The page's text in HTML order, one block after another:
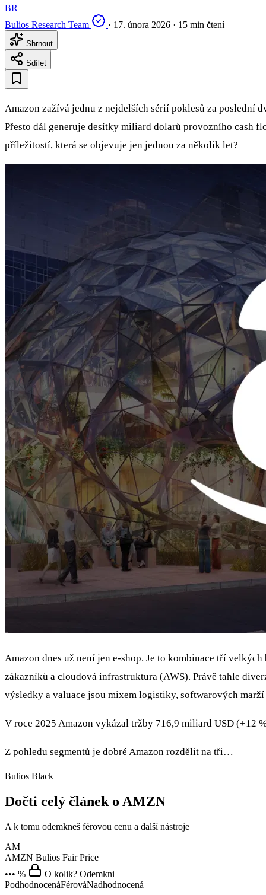
BR
Bulios Research Team
· 17. února 2026 · 15 min čtení
Shrnout
Sdílet
Amazon zažívá jednu z nejdelších sérií poklesů za poslední
Přesto dál generuje desítky miliard dolarů provozního cash
příležitostí, která se objevuje jen jednou za několik let?
Amazon dnes už není jen e-shop. Je to kombinace tří
zákazníků a cloudová infrastruktura (AWS). Právě tahle
výsledky a valuace jsou mixem logistiky, softwarových
V roce 2025 Amazon vykázal tržby 716,9 miliard USD (+12
Z pohledu segmentů je dobré Amazon rozdělit na tři…
Bulios Black
Dočti celý článek o AMZN
A k tomu odemkneš férovou cenu a další nástroje
AM
AMZN Bulios Fair Price
••• %
O kolik? Odemkni
PodhodnocenáFérováNadhodnocená